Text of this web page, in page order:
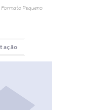
Formato Pequeno